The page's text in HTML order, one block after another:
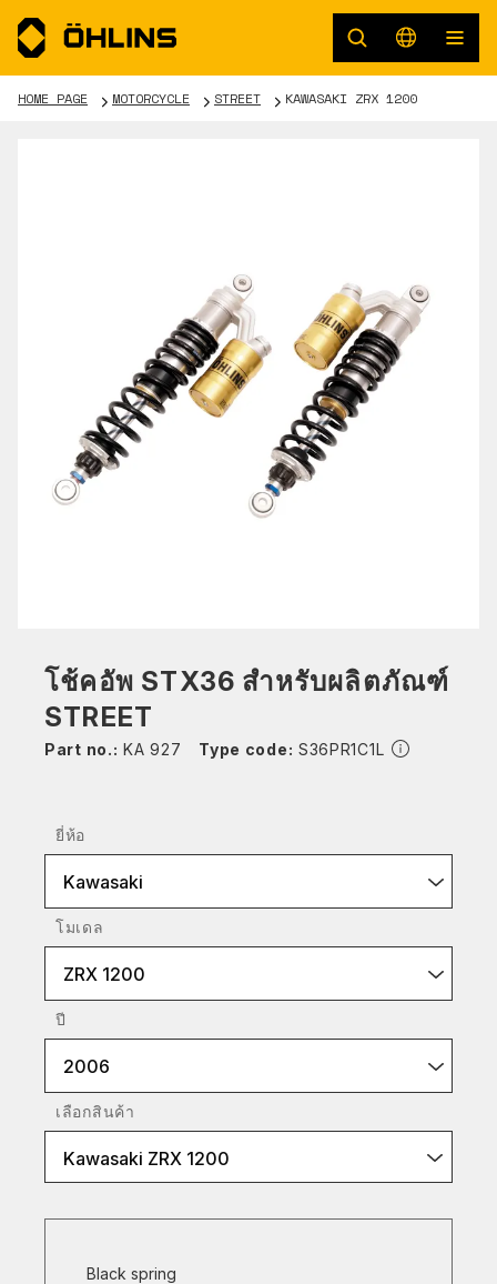
HOME PAGE MOTORCYCLE STREET KAWASAKI ZRX 1200
โช้คอัพ STX36 สำหรับผลิตภัณฑ์
STREET
Part no.: KA 927 Type code: S36PR1C1L
ยี่ห้อ
Kawasaki
โมเดล
ZRX 1200
ปี
2006
เลือกสินค้า
Kawasaki ZRX 1200
Black spring